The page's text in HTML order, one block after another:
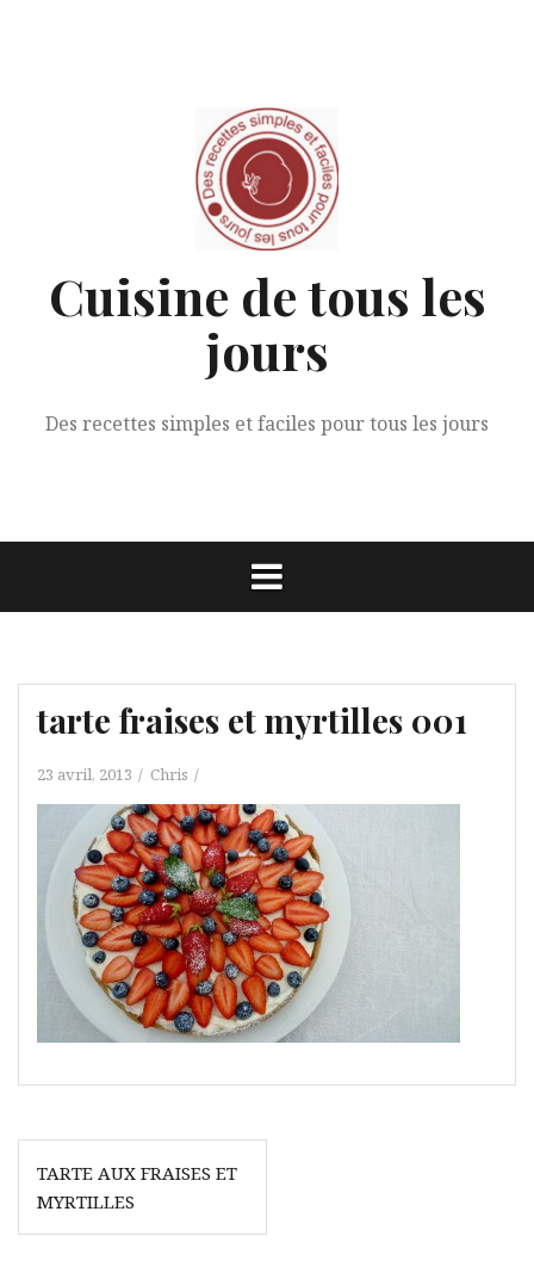
Cuisine de tous les
jours
Des recettes simples et faciles pour tous les jours
tarte fraises et myrtilles 001
23 avril, 2013 Chris
Navigation
de
l’article
TARTE AUX FRAISES ET
MYRTILLES